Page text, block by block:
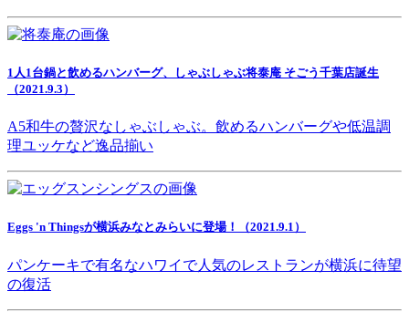
1人1台鍋と飲めるハンバーグ、しゃぶしゃぶ将泰庵 そごう千葉店誕生
（2021.9.3）
A5和牛の贅沢なしゃぶしゃぶ。飲めるハンバーグや低温調
理ユッケなど逸品揃い
Eggs 'n Thingsが横浜みなとみらいに登場！（2021.9.1）
パンケーキで有名なハワイで人気のレストランが横浜に待望
の復活